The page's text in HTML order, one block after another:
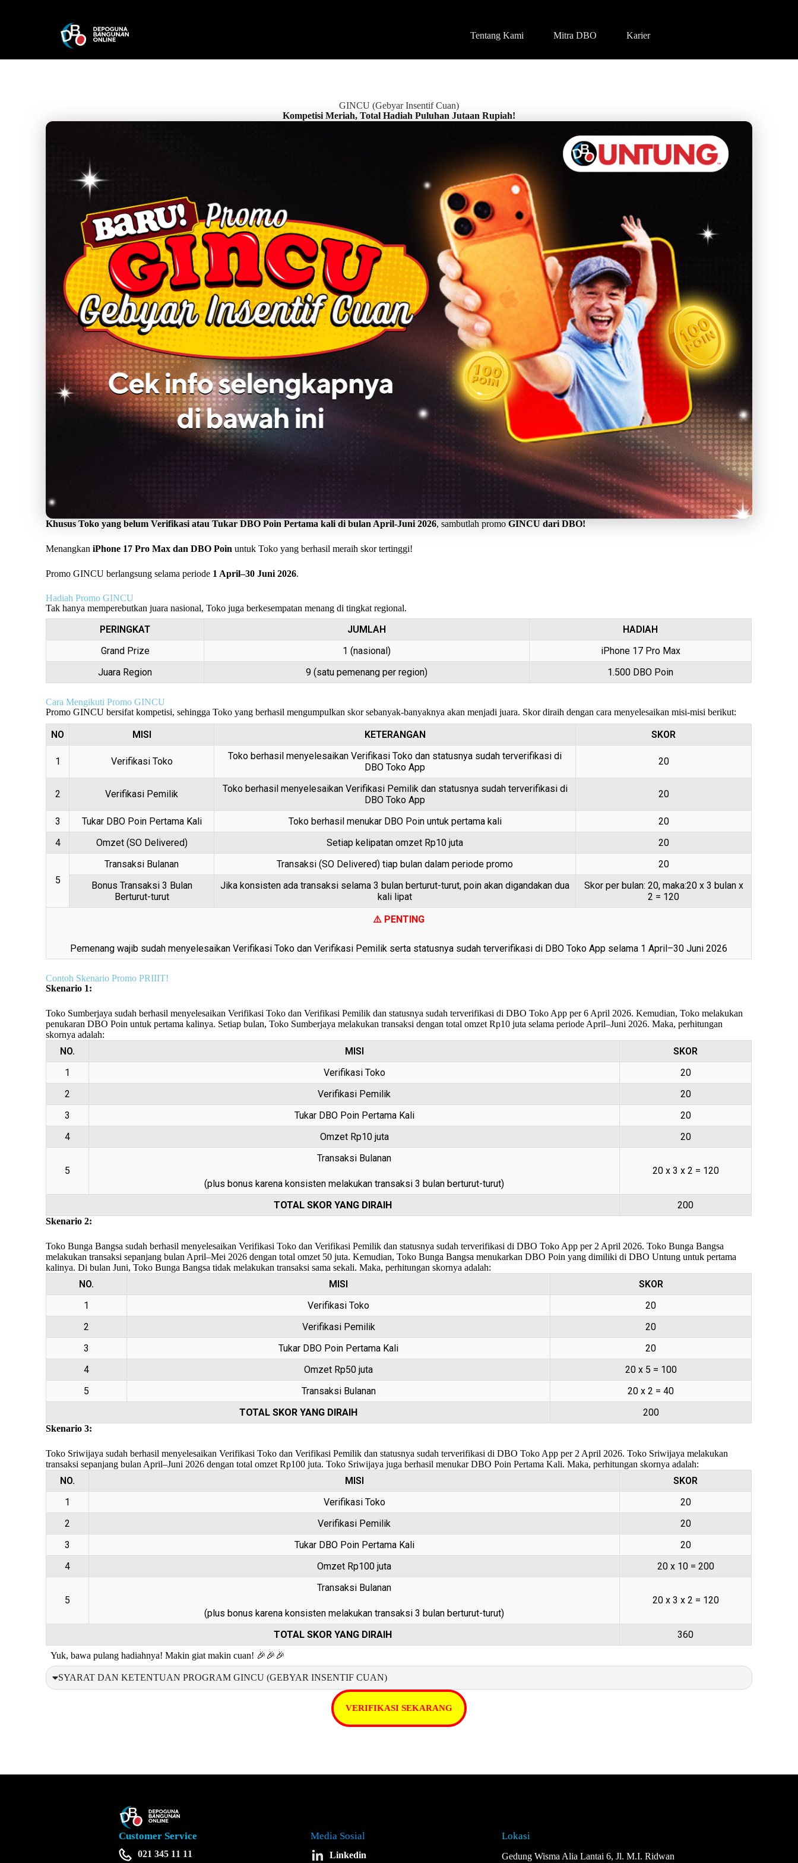
Tentang Kami Mitra DBO Karier
GINCU (Gebyar Insentif Cuan)
Kompetisi Meriah, Total Hadiah Puluhan Jutaan Rupiah!
Khusus Toko yang belum Verifikasi atau Tukar DBO Poin Pertama kali di bulan April-Juni 2026, sambutlah promoGINCU dari DBO!
MenangkaniPhone 17 Pro Max dan DBO Poin untuk Toko yang berhasil meraih skor tertinggi!
Promo GINCU berlangsung selama periode 1 April–30 Juni 2026.
Hadiah Promo GINCU
Tak hanya memperebutkan juara nasional, Toko juga berkesempatan menang di tingkat regional.
PERINGKAT JUMLAH
HADIAH
Grand Prize
1 (nasional)
iPhone 17 Pro Max
Juara Region
9 (satu pemenang per region) 1.500 DBO Poin
Cara Mengikuti Promo GINCU
Promo GINCU bersifat kompetisi, sehingga Toko yang berhasil mengumpulkan skor sebanyak-banyaknya akan menjadi juara. Skor diraih dengan cara menyelesaikan misi-misi berikut:
NO MISI KETERANGAN SKOR
1 Verifikasi Toko
Toko berhasil menyelesaikan Verifikasi Toko dan statusnya sudah terverifikasi di
DBO Toko App
20
2 Verifikasi Pemilik
Toko berhasil menyelesaikan Verifikasi Pemilik dan statusnya sudah terverifikasi di
DBO Toko App
20
3 Tukar DBO Poin Pertama Kali Toko berhasil menukar DBO Poin untuk pertama kali
20
4
Omzet (SO Delivered) Setiap kelipatan omzet Rp10 juta 20
5
Transaksi Bulanan Transaksi (SO Delivered) tiap bulan dalam periode promo
20
Bonus Transaksi 3 Bulan
Berturut-turut
Jika konsisten ada transaksi selama 3 bulan berturut-turut, poin akan digandakan dua
kali lipat
Skor per bulan: 20, maka:20 x 3 bulan x
2 = 120
⚠️ PENTING
Pemenang wajib sudah menyelesaikan Verifikasi Toko dan Verifikasi Pemilik serta statusnya sudah terverifikasi di DBO Toko App selama 1 April–30 Juni 2026
Contoh Skenario Promo PRIIIT!
Skenario 1:
Toko Sumberjaya sudah berhasil menyelesaikan Verifikasi Toko dan Verifikasi Pemilik dan statusnya sudah terverifikasi di DBO Toko App per 6 April 2026. Kemudian, Toko melakukan
penukaran DBO Poin untuk pertama kalinya. Setiap bulan, Toko Sumberjaya melakukan transaksi dengan total omzet Rp10 juta selama periode April–Juni 2026. Maka, perhitungan
skornya adalah:
NO. MISI
SKOR
1
Verifikasi Toko
20
2
Verifikasi Pemilik
20
3
Tukar DBO Poin Pertama Kali
20
4
Omzet Rp10 juta 20
5
Transaksi Bulanan
(plus bonus karena konsisten melakukan transaksi 3 bulan berturut-turut)
20 x 3 x 2 = 120
TOTAL SKOR YANG DIRAIH 200
Skenario 2:
Toko Bunga Bangsa sudah berhasil menyelesaikan Verifikasi Toko dan Verifikasi Pemilik dan statusnya sudah terverifikasi di DBO Toko App per 2 April 2026. Toko Bunga Bangsa
melakukan transaksi sepanjang bulan April–Mei 2026 dengan total omzet 50 juta. Kemudian, Toko Bunga Bangsa menukarkan DBO Poin yang dimiliki di DBO Untung untuk pertama
kalinya. Di bulan Juni, Toko Bunga Bangsa tidak melakukan transaksi sama sekali. Maka, perhitungan skornya adalah:
NO. MISI
SKOR
1
Verifikasi Toko
20
2
Verifikasi Pemilik
20
3
Tukar DBO Poin Pertama Kali
20
4
Omzet Rp50 juta
20 x 5 = 100
5
Transaksi Bulanan
20 x 2 = 40
TOTAL SKOR YANG DIRAIH
200
Skenario 3:
Toko Sriwijaya sudah berhasil menyelesaikan Verifikasi Toko dan Verifikasi Pemilik dan statusnya sudah terverifikasi di DBO Toko App per 2 April 2026. Toko Sriwijaya melakukan
transaksi sepanjang bulan April–Juni 2026 dengan total omzet Rp100 juta. Toko Sriwijaya juga berhasil menukar DBO Poin Pertama Kali. Maka, perhitungan skornya adalah:
NO. MISI
SKOR
1
Verifikasi Toko
20
2
Verifikasi Pemilik
20
3
Tukar DBO Poin Pertama Kali
20
4
Omzet Rp100 juta 20 x 10 = 200
5
Transaksi Bulanan
(plus bonus karena konsisten melakukan transaksi 3 bulan berturut-turut)
20 x 3 x 2 = 120
TOTAL SKOR YANG DIRAIH 360
Yuk, bawa pulang hadiahnya! Makin giat makin cuan! 🎉🎉🎉
SYARAT DAN KETENTUAN PROGRAM GINCU (GEBYAR INSENTIF CUAN)
VERIFIKASI SEKARANG
Customer Service
021 345 11 11
Media Sosial
Linkedin
Lokasi
Gedung Wisma Alia Lantai 6, Jl. M.I. Ridwan